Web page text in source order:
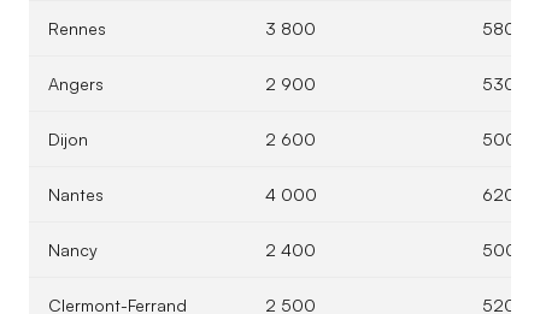
Rennes 3 800 580
Angers 2 900 530
Dijon 2 600 500
Nantes 4 000 620
Nancy 2 400 500
Clermont-Ferrand 2 500 520